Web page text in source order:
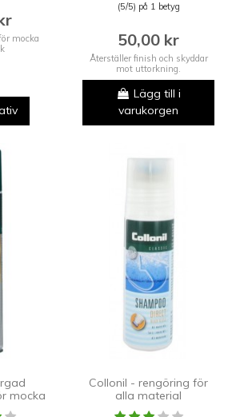
mocka
(5/5) på 1 betyg
50,00 kr
Återställer finish och skyddar
mot uttorkning.
Lägg till i
varukorgen
mocka
Collonil - rengöring för
alla material